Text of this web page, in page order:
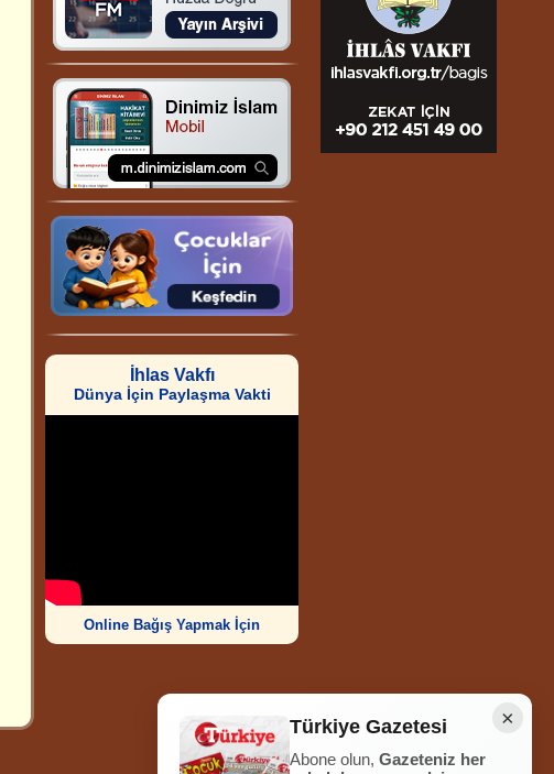
İhlas Vakfı
Dünya İçin Paylaşma Vakti
Online Bağış Yapmak İçin
Ziyaretçi Sayısı
252.008.553
×
Türkiye Gazetesi
Abone olun, Gazeteniz her